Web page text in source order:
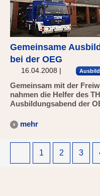
Gemeinsame
bei der OEG
16.04.2008 |
Gemeinsam mit der
nahmen die Helfer des
Ausbildungsabend der
mehr
1 2 3